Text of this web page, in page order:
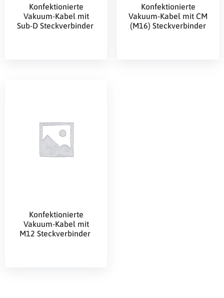
Konfektionierte
Vakuum-Kabel mit
Sub-D Steckverbinder
Konfektionierte
Vakuum-Kabel mit CM
(M16) Steckverbinder
Konfektionierte
Vakuum-Kabel mit
M12 Steckverbinder